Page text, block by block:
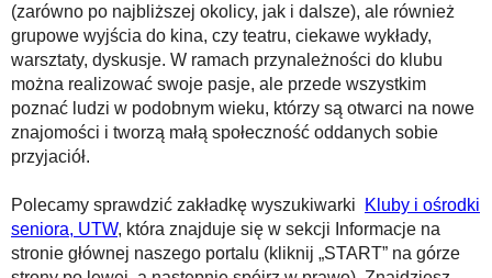
(zarówno po najbliższej okolicy, jak i dalsze), ale również
grupowe wyjścia do kina, czy teatru, ciekawe wykłady,
warsztaty, dyskusje. W ramach przynależności do klubu
można realizować swoje pasje, ale przede wszystkim
poznać ludzi w podobnym wieku, którzy są otwarci na nowe
znajomości i tworzą małą społeczność oddanych sobie
przyjaciół.
Polecamy sprawdzić zakładkę wyszukiwarki
Kluby i ośrodki
seniora, UTW, która znajduje się w sekcji Informacje na
stronie głównej naszego portalu (kliknij „START” na górze